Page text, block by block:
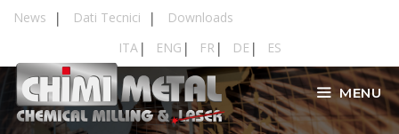
Vai
contenuto
News Dati Tecnici
Downloads
ITA
ENG FR DE ES
MENU